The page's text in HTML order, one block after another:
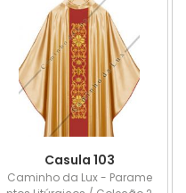
Casula 103
Caminho da Lux - Parame